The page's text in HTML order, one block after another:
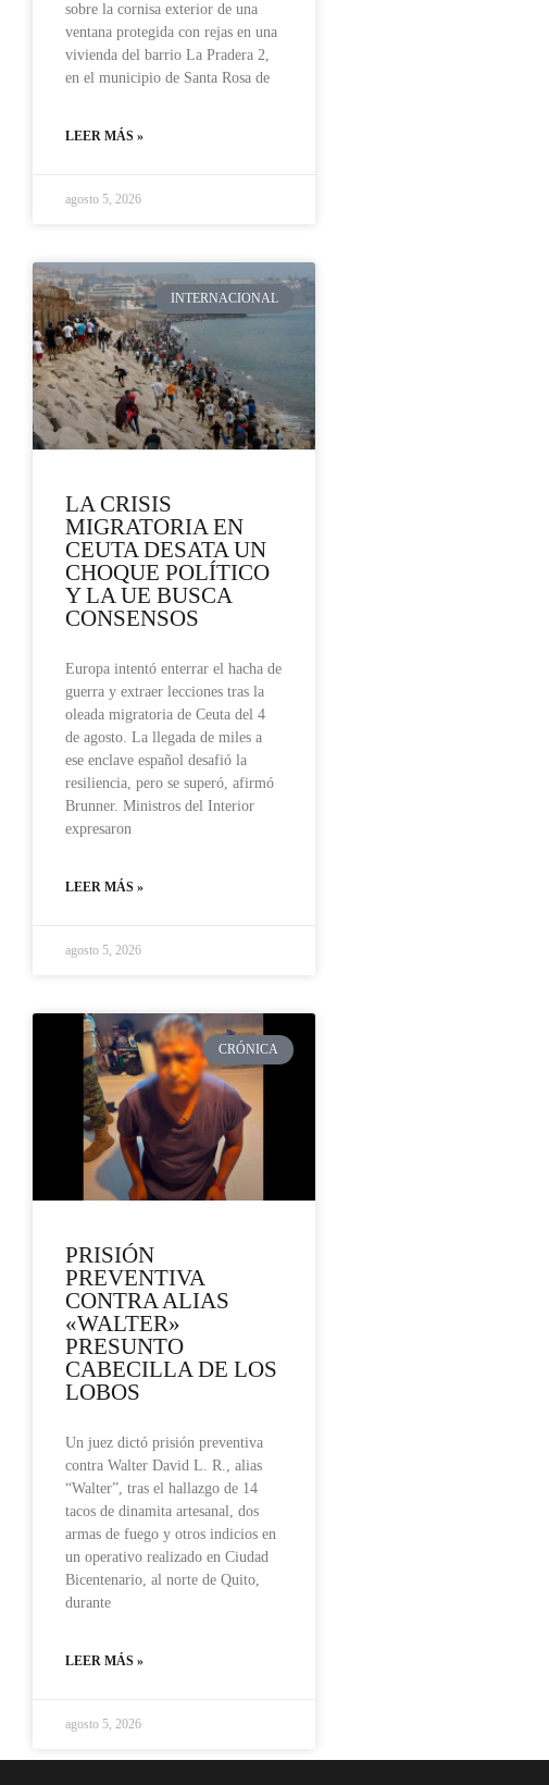
sobre la cornisa exterior de una
ventana protegida con rejas en una
vivienda del barrio La Pradera 2,
en el municipio de Santa Rosa de
LEER MÁS »
agosto 5, 2026
INTERNACIONAL
LA CRISIS
MIGRATORIA EN
CEUTA DESATA UN
CHOQUE POLÍTICO
Y LA UE BUSCA
CONSENSOS
Europa intentó enterrar el hacha de
guerra y extraer lecciones tras la
oleada migratoria de Ceuta del 4
de agosto. La llegada de miles a
ese enclave español desafió la
resiliencia, pero se superó, afirmó
Brunner. Ministros del Interior
expresaron
LEER MÁS »
agosto 5, 2026
CRÓNICA
PRISIÓN
PREVENTIVA
CONTRA ALIAS
«WALTER»
PRESUNTO
CABECILLA DE LOS
LOBOS
Un juez dictó prisión preventiva
contra Walter David L. R., alias
“Walter”, tras el hallazgo de 14
tacos de dinamita artesanal, dos
armas de fuego y otros indicios en
un operativo realizado en Ciudad
Bicentenario, al norte de Quito,
durante
LEER MÁS »
agosto 5, 2026